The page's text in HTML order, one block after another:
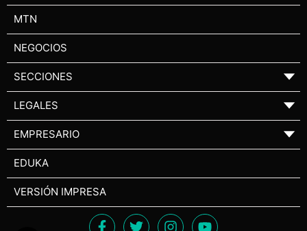
MTN
NEGOCIOS
SECCIONES ▼
LEGALES ▼
EMPRESARIO ▼
EDUKA
VERSIÓN IMPRESA